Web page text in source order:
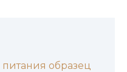
образец